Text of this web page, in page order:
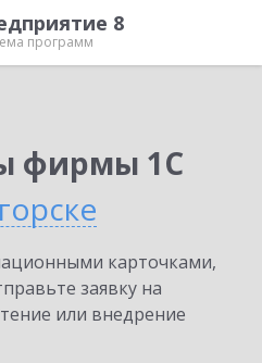
8
программ
фирмы 1С
карточками,
заявку на
или внедрение